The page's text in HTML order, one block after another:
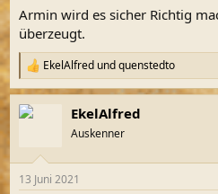
:
Armin wird es sicher Richtig
überzeugt.
R
e
a
k
e
EkelAlfred undquenstedto
EkelAlfred
Auskenner
13 Juni 2021